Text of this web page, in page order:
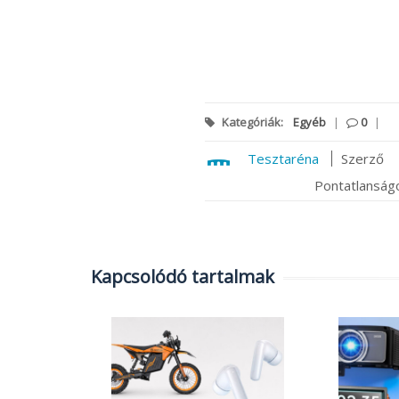
Kategóriák: Egyéb | 0 |
Tesztaréna
Szerző
Kapcsolódó tartalmak